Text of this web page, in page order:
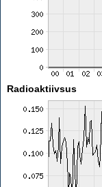
Radioaktiivsus